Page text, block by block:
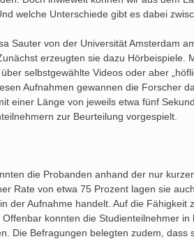
welche Unterschiede gibt es dabei
Sauter von der Universität Amsterdam
erzeugten sie dazu Hörbeispiele.
selbstgewählte Videos oder aber
Aufnahmen gewannen die Forscher
einer Länge von jeweils etwa fünf
zur Beurteilung vorgespielt.
die Probanden anhand der nur
Rate von etwa 75 Prozent lagen sie
der Aufnahme handelt. Auf die Fähigkeit
konnten die Studienteilnehmer in
Die Befragungen belegten zudem, dass